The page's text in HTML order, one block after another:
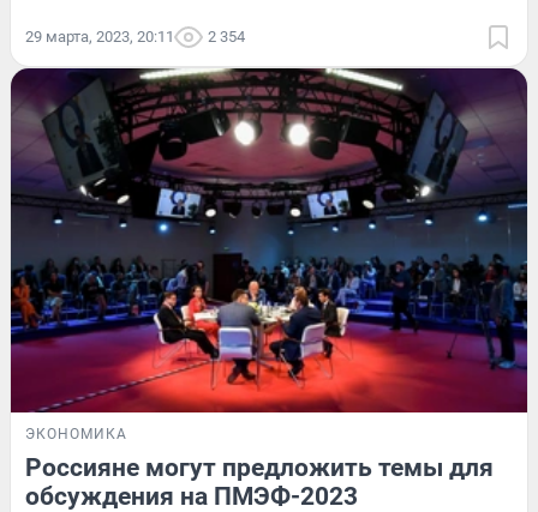
29 марта, 2023, 20:11 2 354
ЭКОНОМИКА
Россияне могут предложить темы для
обсуждения на ПМЭФ-2023